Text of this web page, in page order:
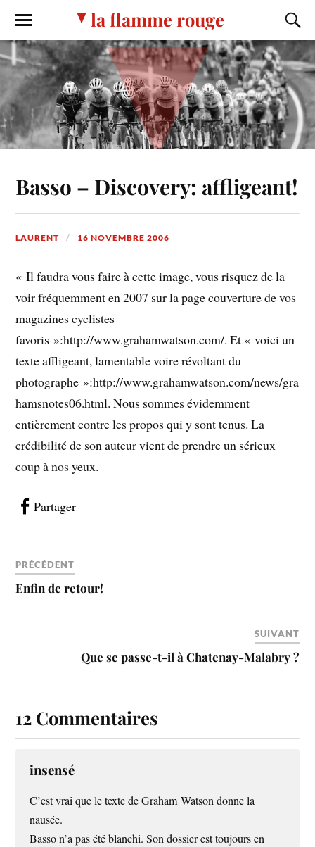
la flamme rouge
Basso – Discovery: affligeant!
LAURENT 16 NOVEMBRE 2006
« Il faudra vous faire à cette image, vous risquez de la
voir fréquemment en 2007 sur la page couverture de vos
magazines cyclistes
favoris »:http://www.grahamwatson.com/. Et « voici un
texte affligeant, lamentable voire révoltant du
photographe »:http://www.grahamwatson.com/news/gra
hamsnotes06.html. Nous sommes évidemment
entièrement contre les propos qui y sont tenus. La
crédibilité de son auteur vient de prendre un sérieux
coup à nos yeux.
Partager
PRÉCÉDENT
Enfin de retour!
SUIVANT
Que se passe-t-il à Chatenay-Malabry ?
12 Commentaires
insensé
C’est vrai que le texte de Graham Watson donne la
nausée.
Basso n’a pas été blanchi. Son dossier est toujours en